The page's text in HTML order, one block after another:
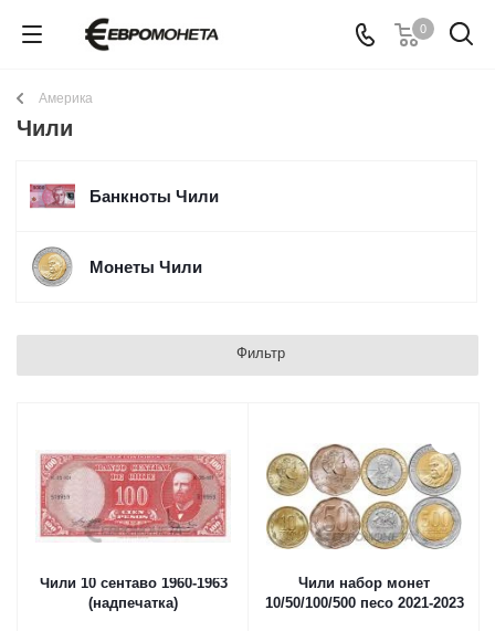
0
Америка
Чили
Банкноты Чили
Монеты Чили
Фильтр
Чили 10 сентаво 1960-1963
(надпечатка)
Чили набор монет
10/50/100/500 песо 2021-2023